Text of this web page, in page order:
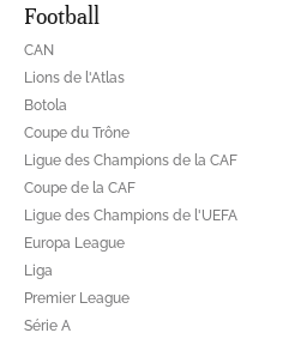
Football
CAN
Lions de l'Atlas
Botola
Coupe du Trône
Ligue des Champions de la CAF
Coupe de la CAF
Ligue des Champions de l'UEFA
Europa League
Liga
Premier League
Série A